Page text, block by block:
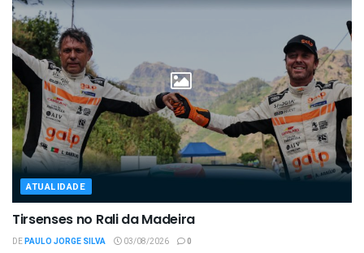
ATUALIDADE
Tirsenses no Rali da Madeira
DEPAULO JORGE SILVA 03/08/2026 0